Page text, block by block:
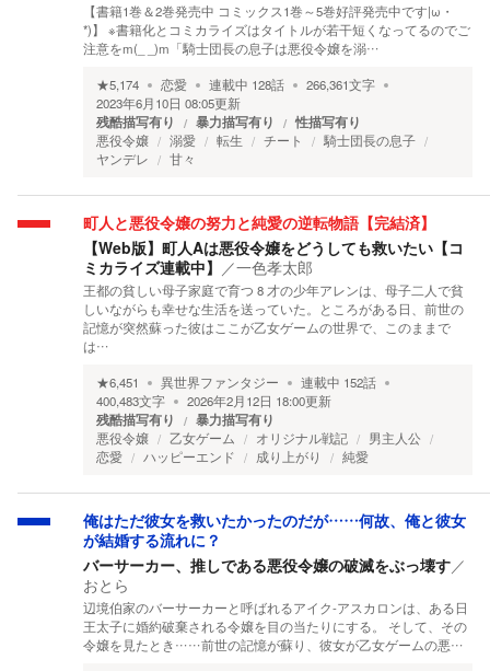
【書籍1巻＆2巻発売中 コミックス1巻～5巻好評発売中です|ω・
*)】 ※書籍化とコミカライズはタイトルが若干短くなってるのでご
注意をm(_ _)m「騎士団長の息子は悪役令嬢を溺…
★5,174 恋愛 連載中 128話 266,361文字
2023年6月10日 08:05更新
残酷描写有り 暴力描写有り 性描写有り
悪役令嬢 溺愛 転生 チート
騎士団長の息子
ヤンデレ
甘々
町人と悪役令嬢の努力と純愛の逆転物語【完結済】
【Web版】町人Aは悪役令嬢をどうしても救いたい【コ
ミカライズ連載中】 ／一色孝太郎
王都の貧しい母子家庭で育つ 8 才の少年アレンは、母子二人で貧
しいながらも幸せな生活を送っていた。ところがある日、前世の
記憶が突然蘇った彼はここが乙女ゲームの世界で、このままで
は…
★6,451 異世界ファンタジー 連載中 152話
400,483文字 2026年2月12日 18:00更新
残酷描写有り 暴力描写有り
悪役令嬢 乙女ゲーム オリジナル戦記
男主人公
恋愛
ハッピーエンド 成り上がり 純愛
俺はただ彼女を救いたかったのだが……何故、俺と彼女
が結婚する流れに？
バーサーカー、推しである悪役令嬢の破滅をぶっ壊す／
おとら
辺境伯家のバーサーカーと呼ばれるアイク-アスカロンは、ある日
王太子に婚約破棄される令嬢を目の当たりにする。 そして、その
令嬢を見たとき……前世の記憶が蘇り、彼女が乙女ゲームの悪…